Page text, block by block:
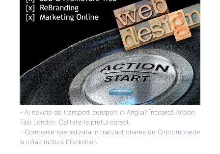
- Ai nevoie de transport aeroport in Anglia? Încearcă Airport
Taxi London . Calitate la prețul corect.
- Companie specializata in tranzactionarea de Criptomonede
si infrastructura blockchain.